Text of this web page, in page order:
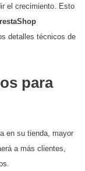
el crecimiento. Esto
detalles técnicos de
para
en su tienda, mayor
a más clientes,